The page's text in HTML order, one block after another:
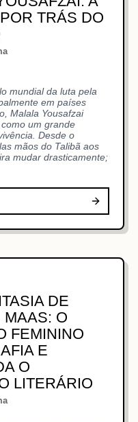
TRÁS DO
mundial da luta pela
em países
Malala Yousafzai
um grande
Desde o
mãos do Talibã aos
mudar drasticamente;
DE
MAAS: O
FEMININO
E
O
LITERÁRIO